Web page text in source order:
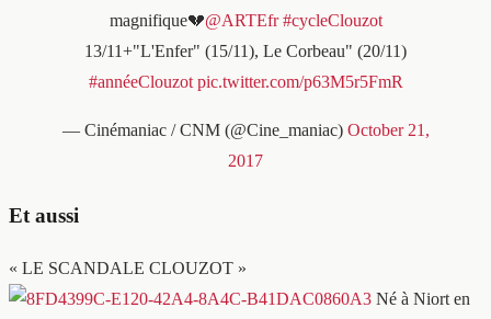
magnifique💔@ARTEfr #cycleClouzot
13/11+"L'Enfer" (15/11), Le Corbeau" (20/11)
#annéeClouzot pic.twitter.com/p63M5r5FmR
— Cinémaniac / CNM (@Cine_maniac) October 21,
2017
Et aussi
« LE SCANDALE CLOUZOT »
Né à Niort en